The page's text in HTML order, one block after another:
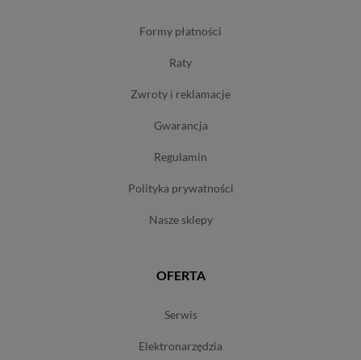
formy płatności
raty
zwroty i reklamacje
gwarancja
regulamin
polityka prywatności
nasze sklepy
OFERTA
serwis
elektronarzędzia